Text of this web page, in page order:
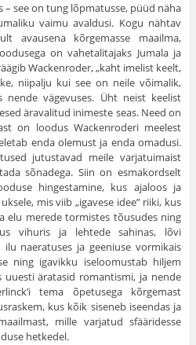
– see on tung lõp­matusse, püüd näha
vaimu avaldusi. Kogu nähtav
avausena kõrgemasse maailma,
on vahetalitajaks Jumala ja
Wackenroder, „kaht imelist keelt,
niipalju kui see on neile võimalik,
nende vägevuses. Üht neist keelist
äravalitud ini­meste seas. Need on
on loodus Wackenroderi meelest
enda olemust ja enda omadusi.
jutustavad meile varjatuimaist
sõnadega. Siin on esmakordselt
hingestamine, kus ajaloos ja
mis viib „igavese idee” riiki, kus
elu merede tormistes tõusudes ning
vihu­ris ja lehtede sahinas, lõvi
ilu naeratuses ja geeniuse vormikais
ning igavikku iseloomustab hiljem
uuesti äratasid romantismi, ja nende
tema õpetusega kõrgemast
kus kõik siseneb ise­endas ja
mille varjatud sfääridesse
hetkedel.